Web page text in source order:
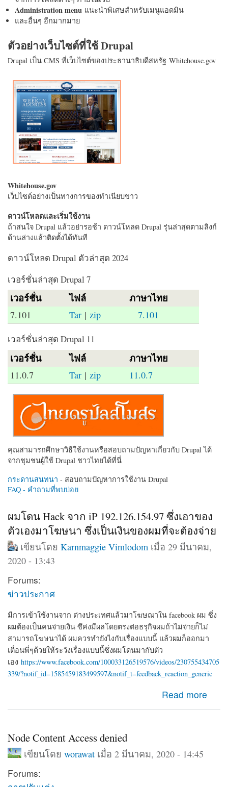
Administration menu แนะนำพิเศษสำหรับเมนูแอดมิน
และอื่นๆ อีกมากมาย
ตัวอย่างเว็บไซต์ที่ใช้ Drupal
Drupal เป็น CMS ที่เว็บไซต์ของประธานาธิบดีสหรัฐ Whitehouse.gov
Whitehouse.gov
เว็บไซต์อย่างเป็นทางการของทำเนียบขาว
ดาวน์โหลดและเริ่มใช้งาน
ถ้าสนใจ Drupal แล้วอย่ารอช้า ดาวน์โหลด Drupal รุ่นล่าสุดตามลิงก์
ด้านล่างแล้วติดตั้งได้ทันที
ดาวน์โหลด Drupal ตัวล่าสุด 2024
เวอร์ชั่นล่าสุด Drupal 7
เวอร์ชั่น ไฟล์ ภาษาไทย
7.101 Tar |zip 7.101
เวอร์ชั่นล่าสุด Drupal 11
เวอร์ชั่น ไฟล์ ภาษาไทย
11.0.7 Tar | zip 11.0.7
คุณสามารถศึกษาวิธีใช้งานหรือสอบถามปัญหาเกี่ยวกับ Drupal ได้
จากชุมชนผู้ใช้ Drupal ชาวไทยได้ที่นี่
กระดานสนทนา - สอบถามปัญหาการใช้งาน Drupal
FAQ - คำถามที่พบบ่อย
ผมโดน Hack จาก iP 192.126.154.97 ซึ่งเอาของ
ตัวเองมาโฆษนา ซึ่งเป็นเงินของผมที่จะต้องจ่าย
เขียนโดย Karnmaggie Vimlodom เมื่อ 29 มีนาคม,
2020 - 13:43
Forums:
ข่าวประกาศ
มีการเข้าใช้งานจาก ต่างประเทศแล้วมาโฆษณาใน facebook ผม ซึ่ง
ผมต้องเป็นคนจ่ายเงิน ซึค่งมีผลโดยตรงต่อธรุกิจผมถ้าไม่จ่ายก็ไม่
สามารถโฆษนาได้ ผมควรทำยังไงกับเรื่องแบบนี้ แล้วผมก็ออกมา
เตื่อนพี่ๆด้วยให้ระวังเรื่องแบบนี้ซึ่งผมโดนมากับตัว
เอง https://www.facebook.com/100033126519576/videos/230755434705
339/?notif_id=1585459183499597&notif_t=feedback_reaction_generic
Read more
about ผมโดน Hack จาก iP 192.126.154.97 ซึ่งเอาของตัว
เองมาโฆษนา ซึ่งเป็นเงินของผมที่จะต้องจ่าย
Node Content Access denied
เขียนโดย worawatเมื่อ 2 มีนาคม, 2020 - 14:45
Forums: